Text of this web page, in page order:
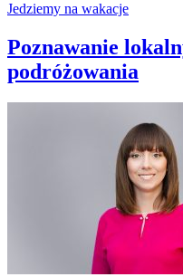
Jedziemy na wakacje
Poznawanie
podróżowania